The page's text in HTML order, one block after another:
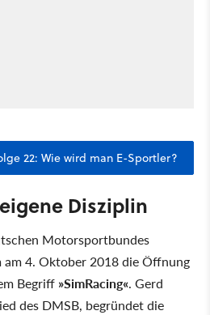
22: Wie wird man E-Sportler?
Disziplin
Motorsportbundes
am 4. Oktober 2018 die Öffnung
Begriff »SimRacing«. Gerd
des DMSB, begründet die